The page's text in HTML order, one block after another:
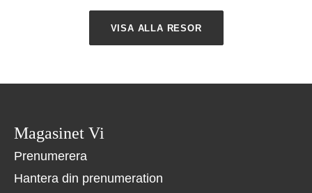
VISA ALLA RESOR
Magasinet Vi
Prenumerera
Hantera din prenumeration